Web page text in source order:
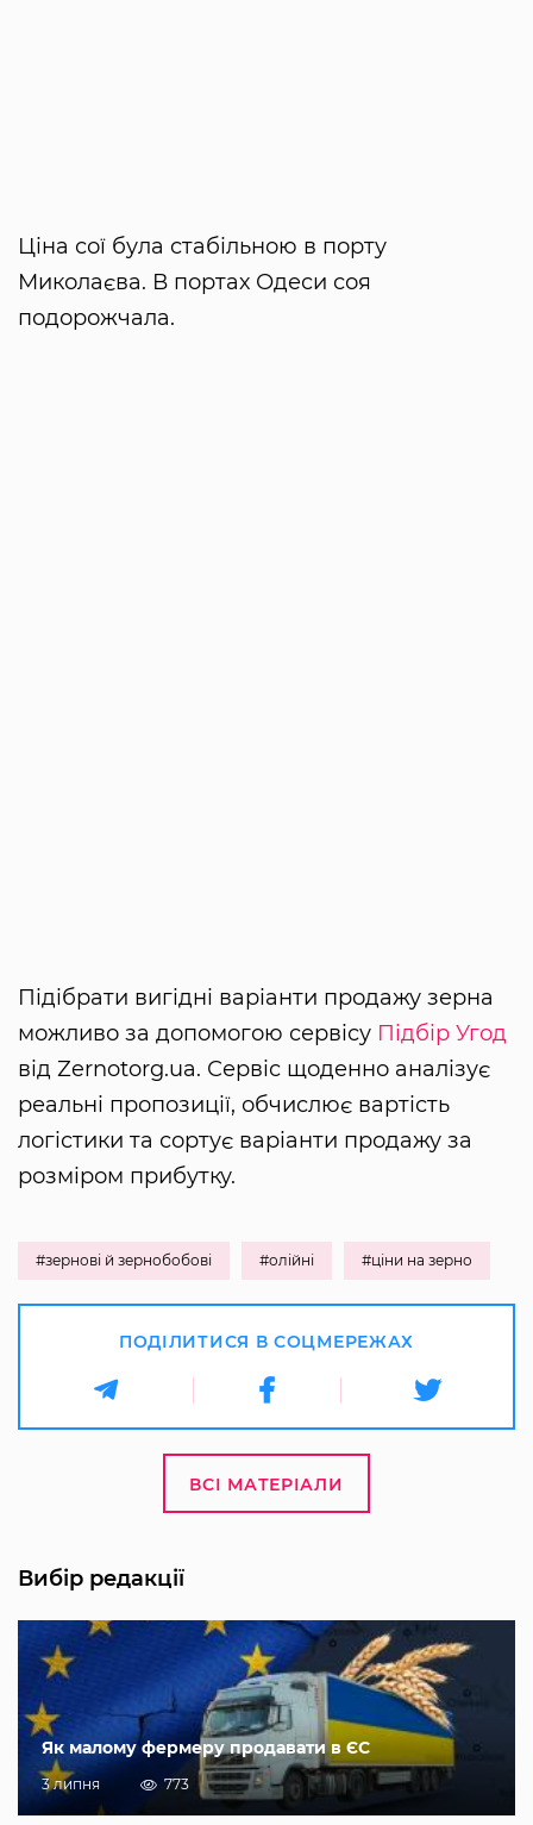
Ціна сої була стабільною в порту
Миколаєва. В портах Одеси соя
подорожчала.
Підібрати вигідні варіанти продажу зерна
можливо за допомогою сервісу Підбір Угод
від Zernotorg.ua. Сервіс щоденно аналізує
реальні пропозиції, обчислює вартість
логістики та сортує варіанти продажу за
розміром прибутку.
#зернові й зернобобові #олійні #ціни на зерно
ПОДІЛИТИСЯ В СОЦМЕРЕЖАХ
ВСІ МАТЕРІАЛИ
Вибір редакції
Як малому фермеру продавати в ЄС
3 липня 773